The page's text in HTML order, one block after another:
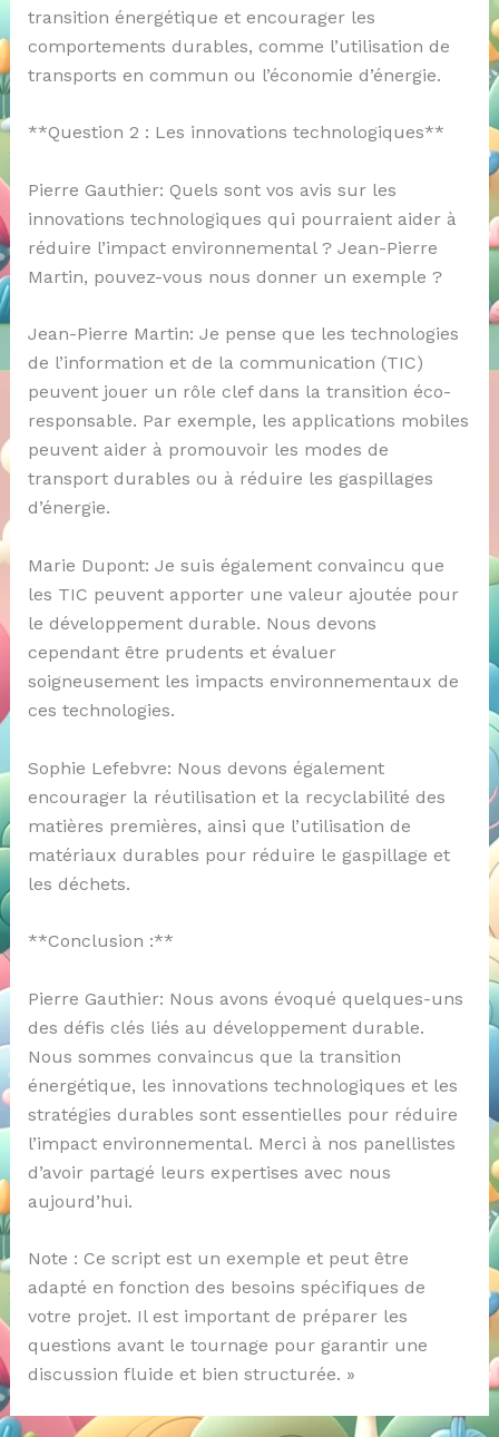
transition énergétique et encourager les
comportements durables, comme l’utilisation de
transports en commun ou l’économie d’énergie.
**Question 2 : Les innovations technologiques**
Pierre Gauthier: Quels sont vos avis sur les
innovations technologiques qui pourraient aider à
réduire l’impact environnemental ? Jean-Pierre
Martin, pouvez-vous nous donner un exemple ?
Jean-Pierre Martin: Je pense que les technologies
de l’information et de la communication (TIC)
peuvent jouer un rôle clef dans la transition éco-
responsable. Par exemple, les applications mobiles
peuvent aider à promouvoir les modes de
transport durables ou à réduire les gaspillages
d’énergie.
Marie Dupont: Je suis également convaincu que
les TIC peuvent apporter une valeur ajoutée pour
le développement durable. Nous devons
cependant être prudents et évaluer
soigneusement les impacts environnementaux de
ces technologies.
Sophie Lefebvre: Nous devons également
encourager la réutilisation et la recyclabilité des
matières premières, ainsi que l’utilisation de
matériaux durables pour réduire le gaspillage et
les déchets.
**Conclusion :**
Pierre Gauthier: Nous avons évoqué quelques-uns
des défis clés liés au développement durable.
Nous sommes convaincus que la transition
énergétique, les innovations technologiques et les
stratégies durables sont essentielles pour réduire
l’impact environnemental. Merci à nos panellistes
d’avoir partagé leurs expertises avec nous
aujourd’hui.
Note : Ce script est un exemple et peut être
adapté en fonction des besoins spécifiques de
votre projet. Il est important de préparer les
questions avant le tournage pour garantir une
discussion fluide et bien structurée. »